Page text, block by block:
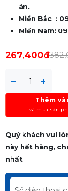
án.
Miền Bắc :
Miền Nam:
267,400đ
Thêm
và mua sản
Quý khách vui
này hết hàng,
nhất